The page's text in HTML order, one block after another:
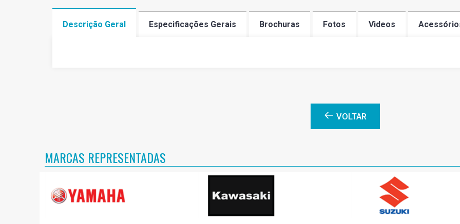
Descrição Geral Especificações Gerais Brochuras Fotos Videos
VOLTAR
MARCAS REPRESENTADAS